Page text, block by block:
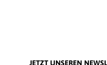
JETZT UNSEREN